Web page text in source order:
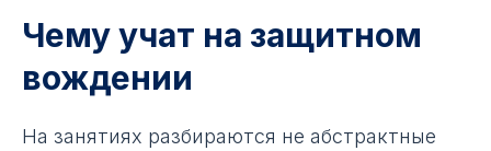
Чему учат на защитном
вождении
На занятиях разбираются не абстрактные